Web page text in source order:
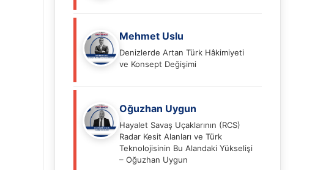
Mehmet Uslu
Denizlerde Artan Türk Hâkimiyeti
ve Konsept Değişimi
Oğuzhan Uygun
Hayalet Savaş Uçaklarının (RCS)
Radar Kesit Alanları ve Türk
Teknolojisinin Bu Alandaki Yükselişi
– Oğuzhan Uygun